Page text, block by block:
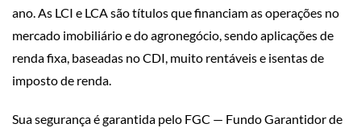
ano. As LCI e LCA são títulos que financiam as operações no
mercado imobiliário e do agronegócio, sendo aplicações de
renda fixa, baseadas no CDI, muito rentáveis e isentas de
imposto de renda.
Sua segurança é garantida pelo FGC — Fundo Garantidor de